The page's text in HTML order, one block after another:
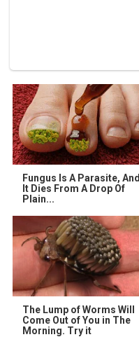
Fungus Is A Parasite, And
It Dies From A Drop Of
Plain...
The Lump of Worms Will
Come Out of You in The
Morning. Try it